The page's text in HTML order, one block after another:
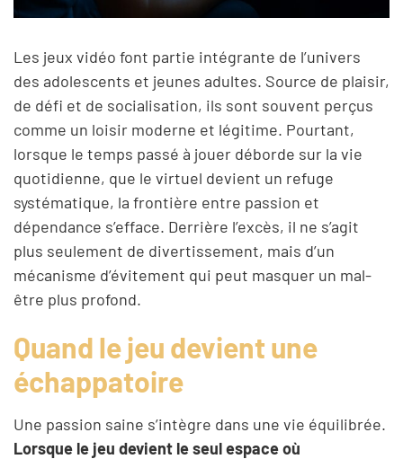
Les jeux vidéo font partie intégrante de l’univers
des adolescents et jeunes adultes. Source de plaisir,
de défi et de socialisation, ils sont souvent perçus
comme un loisir moderne et légitime. Pourtant,
lorsque le temps passé à jouer déborde sur la vie
quotidienne, que le virtuel devient un refuge
systématique, la frontière entre passion et
dépendance s’efface. Derrière l’excès, il ne s’agit
plus seulement de divertissement, mais d’un
mécanisme d’évitement qui peut masquer un mal-
être plus profond.
Quand le jeu devient une
échappatoire
Une passion saine s’intègre dans une vie équilibrée.
Lorsque le jeu devient le seul espace où